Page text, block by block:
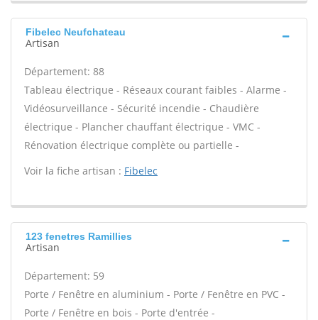
Fibelec Neufchateau
Artisan
Département: 88
Tableau électrique - Réseaux courant faibles - Alarme -
Vidéosurveillance - Sécurité incendie - Chaudière
électrique - Plancher chauffant électrique - VMC -
Rénovation électrique complète ou partielle -
Voir la fiche artisan : Fibelec
123 fenetres Ramillies
Artisan
Département: 59
Porte / Fenêtre en aluminium - Porte / Fenêtre en PVC -
Porte / Fenêtre en bois - Porte d'entrée -